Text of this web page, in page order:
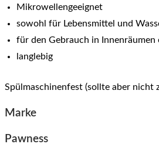
Mikrowellengeeignet
sowohl für Lebensmittel und
für den Gebrauch in Innenräumen
langlebig
Spülmaschinenfest (sollte aber nicht
Marke
Pawness